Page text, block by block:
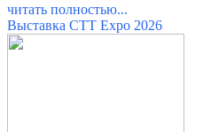
читать полностью...
Выставка СТТ Expo 2026